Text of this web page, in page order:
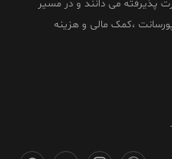
پذیرفته می دانند و در مسیر
،کمک مالی و هزینه